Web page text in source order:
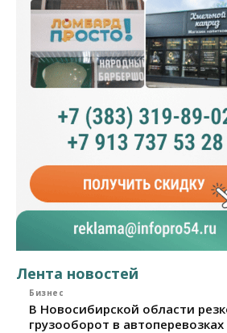
Лента новостей
Бизнес
В Новосибирской области
грузооборот в автоперевозках